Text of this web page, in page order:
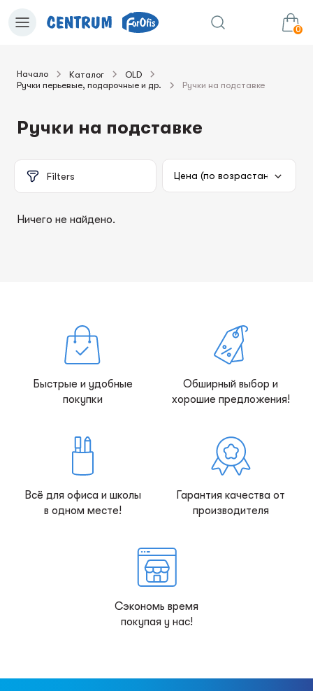
0
в корзину Сумма:0.00€
Начало Каталог
OLD
Ручки перьевые, подарочные и др.
Ручки на подставке
Ручки на подставке
Filters
Ничего не найдено.
Быстрые и удобные
покупки
Обширный выбор и
хорошие предложения!
Всё для офиса и школы
в одном месте!
Гарантия качества от
производителя
Сэкономь время
покупая у нас!